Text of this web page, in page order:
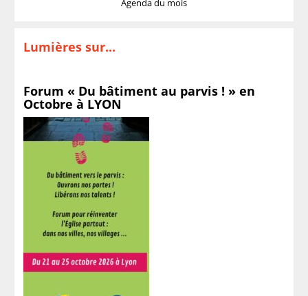
Agenda du mois
Lumières sur...
Forum « Du bâtiment au parvis ! » en
Octobre à LYON